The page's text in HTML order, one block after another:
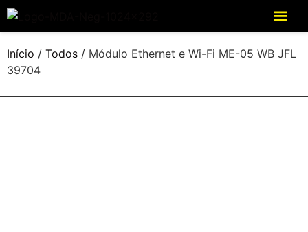
Início / Todos / Módulo Ethernet e Wi-Fi ME-05 WB JFL
39704